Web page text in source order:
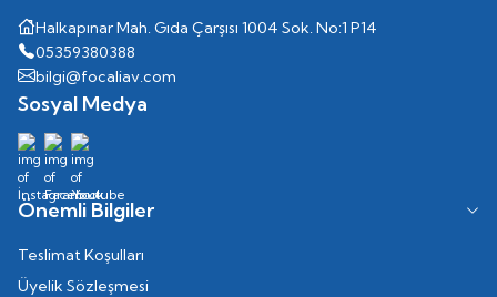
Halkapınar Mah. Gıda Çarşısı 1004 Sok. No:1 P14
05359380388
bilgi@focaliav.com
Sosyal Medya
Önemli Bilgiler
Teslimat Koşulları
Üyelik Sözleşmesi